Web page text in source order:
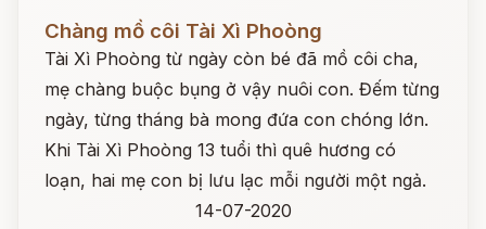
Chàng mồ côi Tài Xì Phoòng
Tài Xì Phoòng từ ngày còn bé đã mồ côi cha,
mẹ chàng buộc bụng ở vậy nuôi con. Đếm từng
ngày, từng tháng bà mong đứa con chóng lớn.
Khi Tài Xì Phoòng 13 tuổi thì quê hương có
loạn, hai mẹ con bị lưu lạc mỗi người một ngả.
14-07-2020